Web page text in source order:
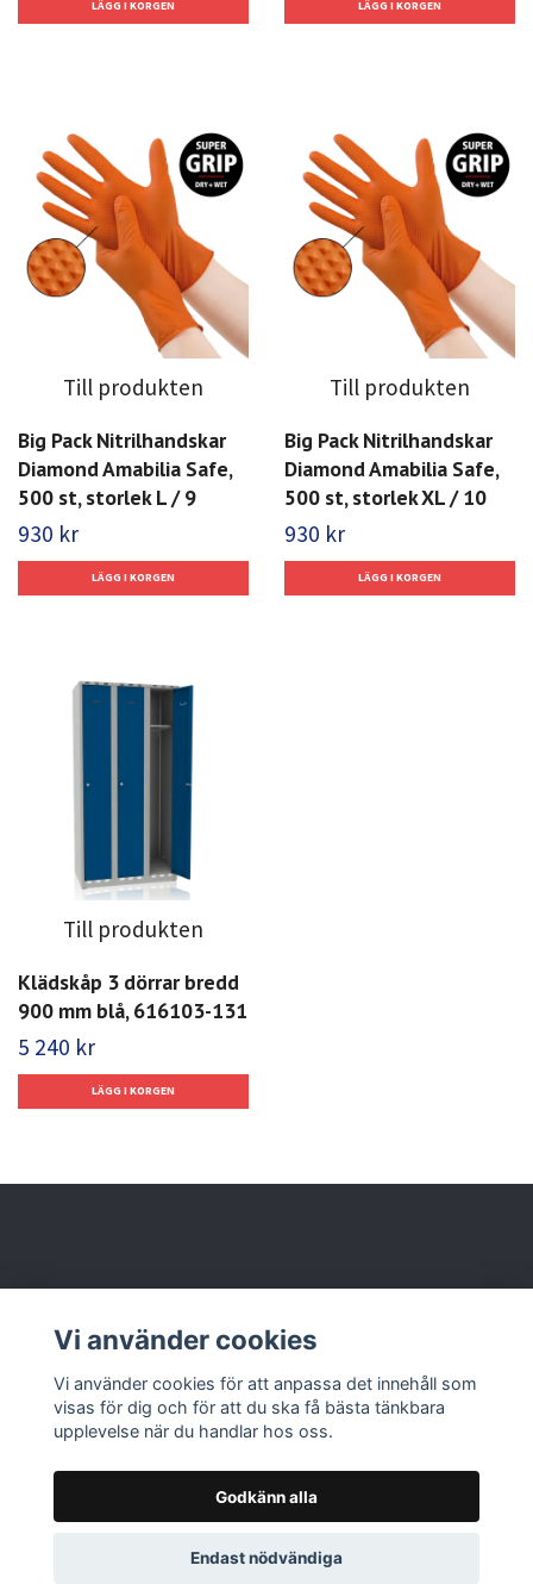
Till produkten
Big Pack Nitrilhandskar
Diamond Amabilia Safe,
500 st, storlek L / 9
930 kr
Till produkten
Big Pack Nitrilhandskar
Diamond Amabilia Safe,
500 st, storlek XL / 10
930 kr
Till produkten
Klädskåp 3 dörrar bredd
900 mm blå, 616103-131
5 240 kr
Läs mer
© 2026 Nolbox AB
Vi använder cookies
Vi använder cookies för att anpassa det innehåll som
visas för dig och för att du ska få bästa tänkbara
upplevelse när du handlar hos oss.
Godkänn alla
Endast nödvändiga